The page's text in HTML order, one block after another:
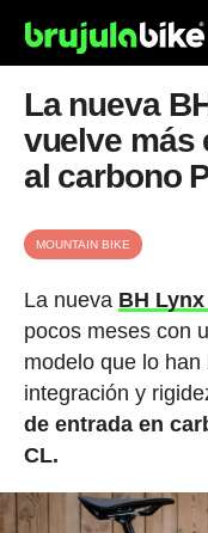
La nueva
vuelve más
al carbono
MOUNTAIN BIKE
La nueva BH
pocos meses con
modelo que lo
integración y
de entrada en
CL.